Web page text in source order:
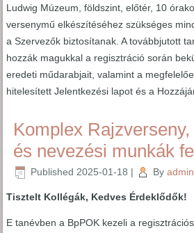
Ludwig Múzeum, földszint, előtér, 10
versenymű elkészítéséhez szükséges
a Szervezők biztosítanak. A továbbjutott
hozzák magukkal a regisztráció során
eredeti műdarabjait, valamint a
hitelesített Jelentkezési lapot és a
Komplex
és nevezési munkák
Published 2025-01-18 | By admin
Tisztelt Kollégák, Kedves Érdeklődők!
E tanévben a BpPOK kezeli a